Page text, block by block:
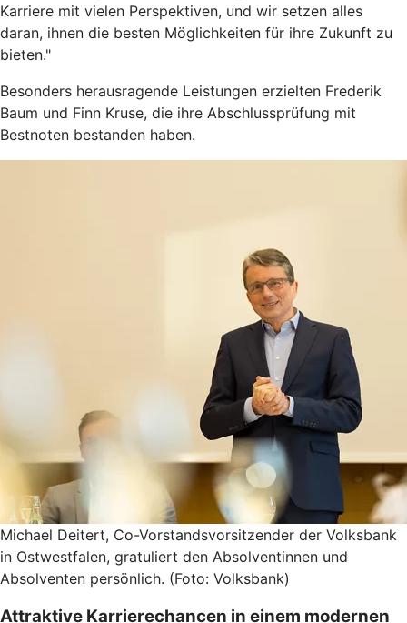
Karriere mit vielen Perspektiven, und wir setzen alles
daran, ihnen die besten Möglichkeiten für ihre Zukunft zu
bieten."
Besonders herausragende Leistungen erzielten Frederik
Baum und Finn Kruse, die ihre Abschlussprüfung mit
Bestnoten bestanden haben.
Michael Deitert, Co-Vorstandsvorsitzender der Volksbank
in Ostwestfalen, gratuliert den Absolventinnen und
Absolventen persönlich. (Foto: Volksbank)
Attraktive Karrierechancen in einem modernen